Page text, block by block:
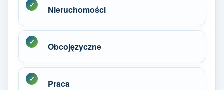
Nieruchomości
Obcojęzyczne
Praca